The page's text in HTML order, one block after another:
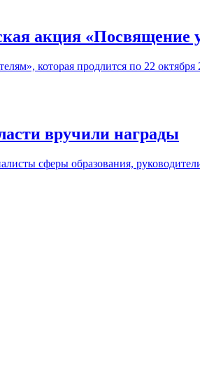
акция «Посвящение
которая продлится по 22 октября
вручили награды
сферы образования,